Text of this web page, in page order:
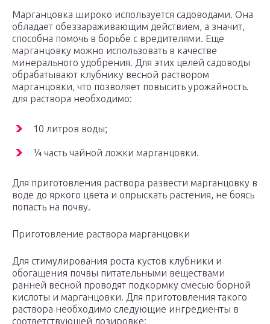
Марганцовка широко используется садоводами. Она
обладает обеззараживающим действием, а значит,
способна помочь в борьбе с вредителями. Еще
марганцовку можно использовать в качестве
минерального удобрения. Для этих целей садоводы
обрабатывают клубнику весной раствором
марганцовки, что позволяет повысить урожайность.
для раствора необходимо:
10 литров воды;
¼ часть чайной ложки марганцовки.
Для приготовления раствора развести марганцовку в
воде до яркого цвета и опрыскать растения, не боясь
попасть на почву.
Приготовление раствора марганцовки
Для стимулирования роста кустов клубники и
обогащения почвы питательными веществами
ранней весной проводят подкормку смесью борной
кислоты и марганцовки. Для приготовления такого
раствора необходимо следующие ингредиенты в
соответствующей дозировке: